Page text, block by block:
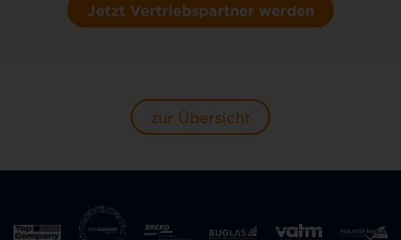
Jetzt Vertriebspartner werden
zur Übersicht